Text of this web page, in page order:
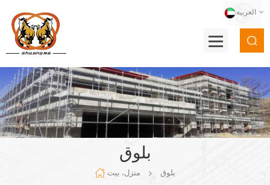
العربية
بلوق
منزل، بيت بلوق